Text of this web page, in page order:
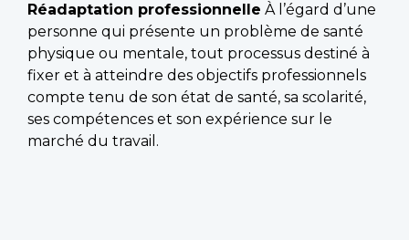
Réadaptation professionnelle À l’égard d’une
personne qui présente un problème de santé
physique ou mentale, tout processus destiné à
fixer et à atteindre des objectifs professionnels
compte tenu de son état de santé, sa scolarité,
ses compétences et son expérience sur le
marché du travail.